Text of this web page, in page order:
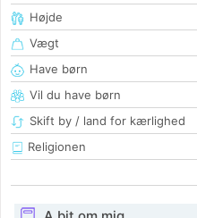
Højde
Vægt
Have børn
Vil du have børn
Skift by / land for kærlighed
Religionen